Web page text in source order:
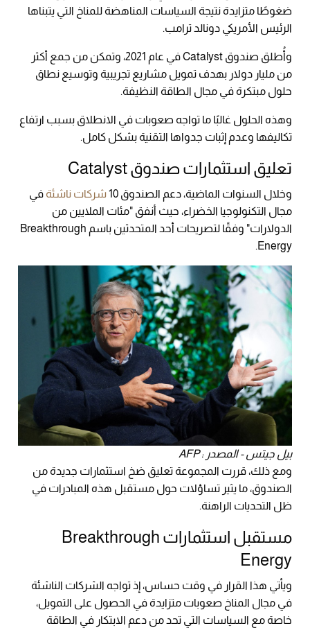
ضغوطًا متزايدة نتيجة السياسات المناهضة للمناخ التي يتبناها
الرئيس الأمريكي دونالد ترامب.
وأُطلق صندوق Catalyst في عام 2021، وتمكن من جمع أكثر
من مليار دولار بهدف تمويل مشاريع تجريبية وتوسيع نطاق
حلول مبتكرة في مجال الطاقة النظيفة.
وهذه الحلول غالبًا ما تواجه صعوبات في الانطلاق بسبب ارتفاع
تكاليفها وعدم إثبات جدواها التقنية بشكل كامل.
تعليق استثمارات صندوق Catalyst
وخلال السنوات الماضية، دعم الصندوق 10 شركات ناشئة في
مجال التكنولوجيا الخضراء، حيث أنفق "مئات الملايين من
الدولارات" وفقًا لتصريحات أحد المتحدثين باسم Breakthrough
Energy.
بيل جيتس - المصدر : AFP
ومع ذلك، قررت المجموعة تعليق ضخ استثمارات جديدة من
الصندوق، ما يثير تساؤلات حول مستقبل هذه المبادرات في
ظل التحديات الراهنة.
مستقبل استثمارات Breakthrough
Energy
ويأتي هذا القرار في وقت حساس، إذ تواجه الشركات الناشئة
في مجال المناخ صعوبات متزايدة في الحصول على التمويل،
خاصة مع السياسات التي تحد من دعم الابتكار في الطاقة